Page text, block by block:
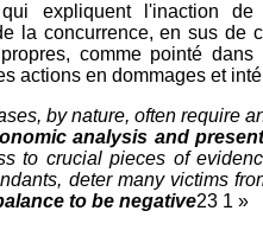
qui expliquent l'inaction
la concurrence, en sus de
comme pointé
actions en dommages et
by nature, often require
analysis and
to crucial pieces of
deter many victims
to be negative23 1 »